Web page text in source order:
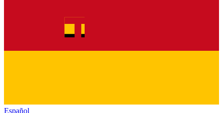
Español